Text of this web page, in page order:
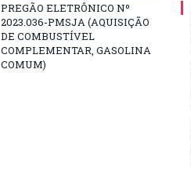
PREGÃO ELETRÔNICO Nº
2023.036-PMSJA (AQUISIÇÃO
DE COMBUSTÍVEL
COMPLEMENTAR, GASOLINA
COMUM)